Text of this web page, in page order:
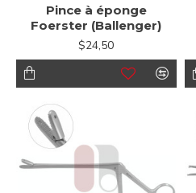
Pince à éponge
Foerster (Ballenger)
$24,50